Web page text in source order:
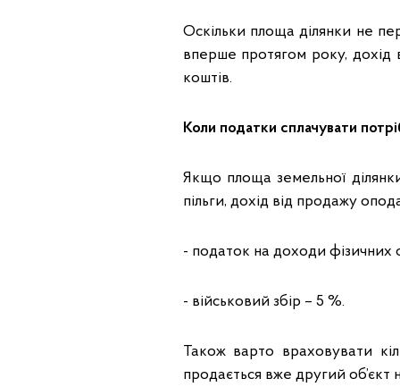
Оскільки площа ділянки не
вперше протягом року,
коштів.
Коли податки сплачувати
Якщо площа земельної
пільги, дохід від продажу
- податок на доходи фізичних
- військовий збір – 5 %.
Також варто враховувати
продається вже другий об’єкт